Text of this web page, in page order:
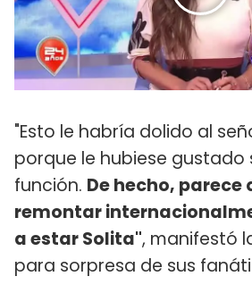
"Esto le habría dolido al
porque le hubiese gustado
función. De hecho, parece
remontar
a estar Solita", manifestó
para sorpresa de sus